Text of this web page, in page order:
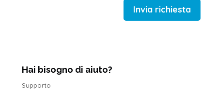
Invia richiesta
Hai bisogno di aiuto?
Supporto